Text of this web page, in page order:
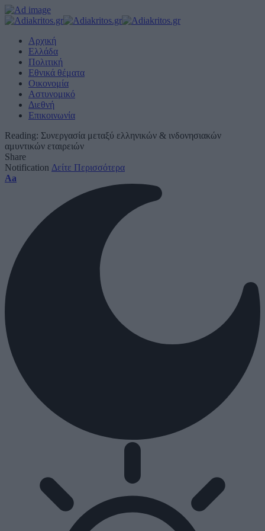
Αρχική
Ελλάδα
Πολιτική
Εθνικά θέματα
Οικονομία
Αστυνομικό
Διεθνή
Επικοινωνία
Reading: Συνεργασία μεταξύ ελληνικών & ινδονησιακών
αμυντικών εταιρειών
Share
Notification Δείτε Περισσότερα
Font
Aa